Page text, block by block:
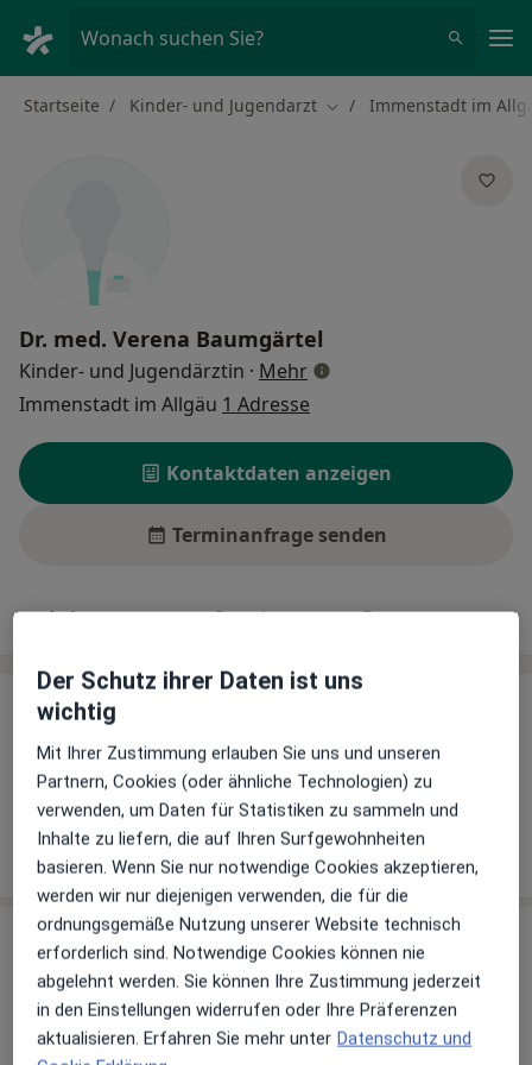
Wonach suchen Sie?
Startseite Kinder- und Jugendarzt Stadt ändern
Immenstadt im
Dr. med. Verena Baumgärtel
Kinder- und Jugendärztin · Mehrüber Spezialisierungen
Immenstadt im Allgäu 1 Adresse
Kontaktdaten anzeigen
Terminanfrage senden
Leistungen Standorte Bewertungen
Leistungen
Keine Informationen über Leistungen und Kosten
Auf diesem Profil wurden noch keine Informationen
über Leistungen hinzugefügt.
Sind Sie Dr. med. Verena Baumgärtel? Arzt-Info
Hinterlegen Sie kostenlos ein Portraitbild, Ihre
Der Schutz ihrer Daten ist uns
wichtig
Mit Ihrer Zustimmung erlauben Sie uns und unseren
Partnern, Cookies (oder ähnliche Technologien) zu
verwenden, um Daten für Statistiken zu sammeln und
Inhalte zu liefern, die auf Ihren Surfgewohnheiten
basieren. Wenn Sie nur notwendige Cookies akzeptieren,
werden wir nur diejenigen verwenden, die für die
ordnungsgemäße Nutzung unserer Website technisch
erforderlich sind. Notwendige Cookies können nie
abgelehnt werden. Sie können Ihre Zustimmung jederzeit
in den Einstellungen widerrufen oder Ihre Präferenzen
aktualisieren. Erfahren Sie mehr unter Datenschutz und